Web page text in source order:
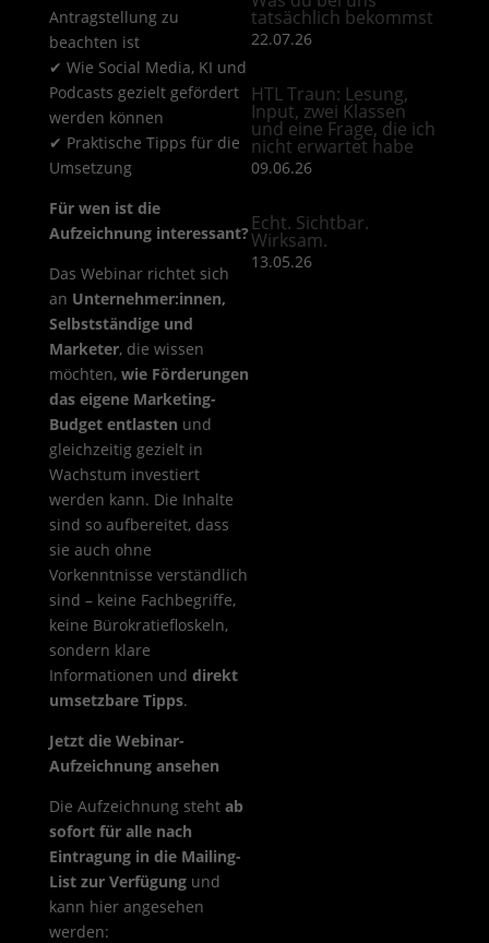
Antragstellung zu
beachten ist
✔ Wie Social Media, KI und
Podcasts gezielt gefördert
werden können
✔ Praktische Tipps für die
Umsetzung
Für wen ist die
Aufzeichnung interessant?
Das Webinar richtet sich
an Unternehmer:innen,
Selbstständige und
Marketer, die wissen
möchten, wie Förderungen
das eigene Marketing-
Budget entlasten und
gleichzeitig gezielt in
Wachstum investiert
werden kann. Die Inhalte
sind so aufbereitet, dass
sie auch ohne
Vorkenntnisse verständlich
sind – keine Fachbegriffe,
keine Bürokratiefloskeln,
sondern klare
Informationen und direkt
umsetzbare Tipps.
Jetzt die Webinar-
Aufzeichnung ansehen
Die Aufzeichnung steht ab
sofort für alle nach
Eintragung in die Mailing-
List zur Verfügungund
kann hier angesehen
werden:
tatsächlich bekommst
22.07.26
HTL Traun: Lesung,
Input, zwei Klassen
und eine Frage, die ich
nicht erwartet habe
09.06.26
Echt. Sichtbar.
Wirksam.
13.05.26